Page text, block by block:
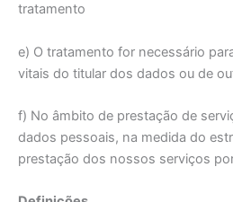
tratamento
e) O tratamento for necessário
vitais do titular dos dados ou de
f) No âmbito de prestação de
dados pessoais, na medida do
prestação dos nossos serviços